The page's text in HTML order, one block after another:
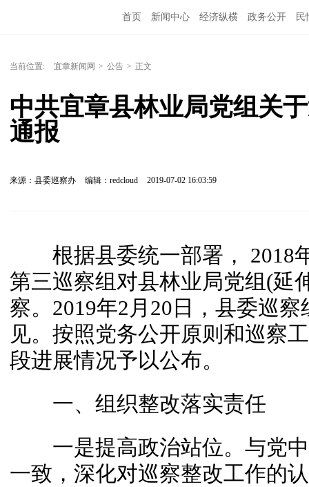
首页 新闻中心 经济纵横 政务公开 民
当前位置: 宜章新闻网 > 公告 > 正文
中共宜章县林业局党组关
通报
来源：县委巡察办 编辑：redcloud 2019-07-02 16:03:59
根据县委统一部署， 2018
第三巡察组对县林业局党组(延
察。2019年2月20日，县委巡
见。按照党务公开原则和巡察
段进展情况予以公布。
一、组织整改落实责任
一是提高政治站位。与党中
一致，深化对巡察整改工作的